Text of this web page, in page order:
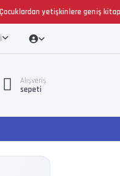
yetişkinlere geniş kitap
Alışveriş
sepeti